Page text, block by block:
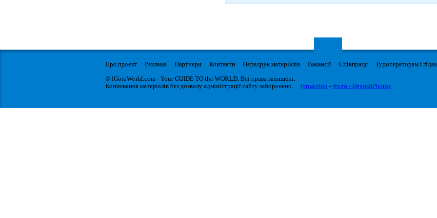
Про проект Реклама Партнери Контакти Передрук матеріалів Вакансії Співпраця Туроператорам і
© IGotoWorld.com - Your GUIDE TO the WORLD. Всі права захищені.
Копіювання матеріалів без дозволу адміністрації сайту заборонено.
iproaction - Фото - DepositPhotos